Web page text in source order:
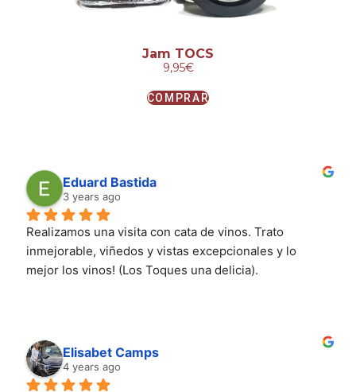
Jam TOCS
9,95€
COMPRAR
Eduard Bastida
3 years ago
Realizamos una visita con cata de vinos. Trato
inmejorable, viñedos y vistas excepcionales y lo
mejor los vinos! (Los Toques una delicia).
Elisabet Camps
4 years ago